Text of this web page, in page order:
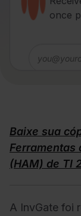
once
Baixe sua
Ferramentas
(HAM) de TI
A InvGate foi